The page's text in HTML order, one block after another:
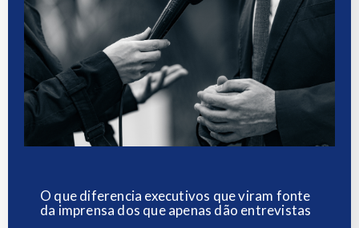
O que diferencia executivos que viram fonte
da imprensa dos que apenas dão entrevistas